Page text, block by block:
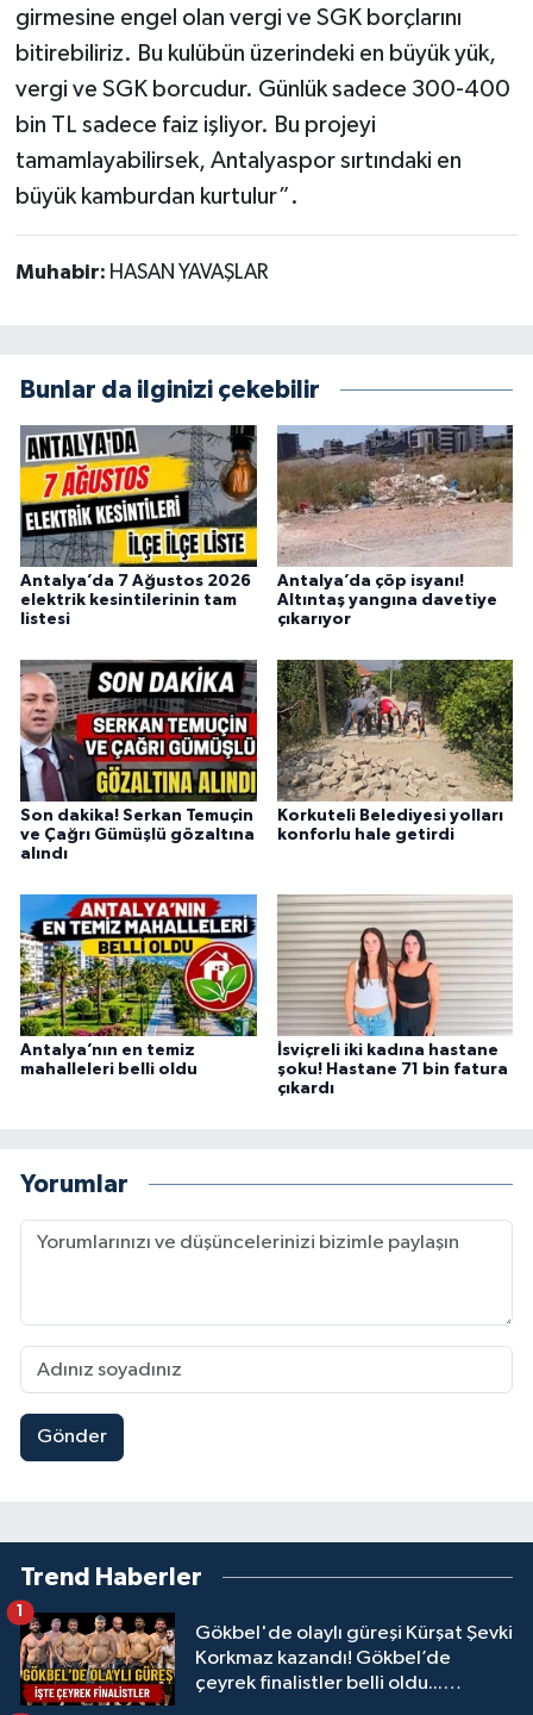
girmesine engel olan vergi ve SGK borçlarını
bitirebiliriz. Bu kulübün üzerindeki en büyük yük,
vergi ve SGK borcudur. Günlük sadece 300-400
bin TL sadece faiz işliyor. Bu projeyi
tamamlayabilirsek, Antalyaspor sırtındaki en
büyük kamburdan kurtulur”.
Muhabir: HASAN YAVAŞLAR
Bunlar da ilginizi çekebilir
Antalya’da 7 Ağustos 2026
elektrik kesintilerinin tam
listesi
Antalya’da çöp isyanı!
Altıntaş yangına davetiye
çıkarıyor
Son dakika! Serkan Temuçin
ve Çağrı Gümüşlü gözaltına
alındı
Korkuteli Belediyesi yolları
konforlu hale getirdi
Antalya’nın en temiz
mahalleleri belli oldu
İsviçreli iki kadına hastane
şoku! Hastane 71 bin fatura
çıkardı
Yorumlar
Gönder
Trend Haberler
Gökbel'de olaylı güreşi Kürşat Şevki
Korkmaz kazandı! Gökbel’de
çeyrek finalistler belli oldu...
1